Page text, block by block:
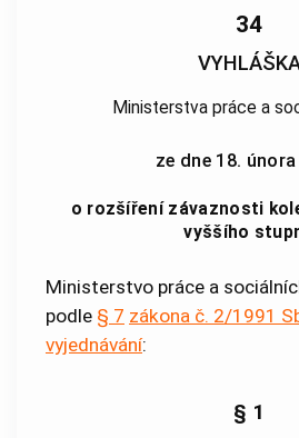
34
Ministerstva práce a
ze dne 18.
o rozšíření závaznosti
vyššího
Ministerstvo práce a
podle § 7 zákona č. 2/1991
vyjednávání:
§ 1